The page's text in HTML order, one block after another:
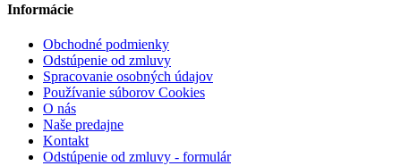
Informácie
Obchodné podmienky
Odstúpenie od zmluvy
Spracovanie osobných údajov
Používanie súborov Cookies
O nás
Naše predajne
Kontakt
Odstúpenie od zmluvy - formulár